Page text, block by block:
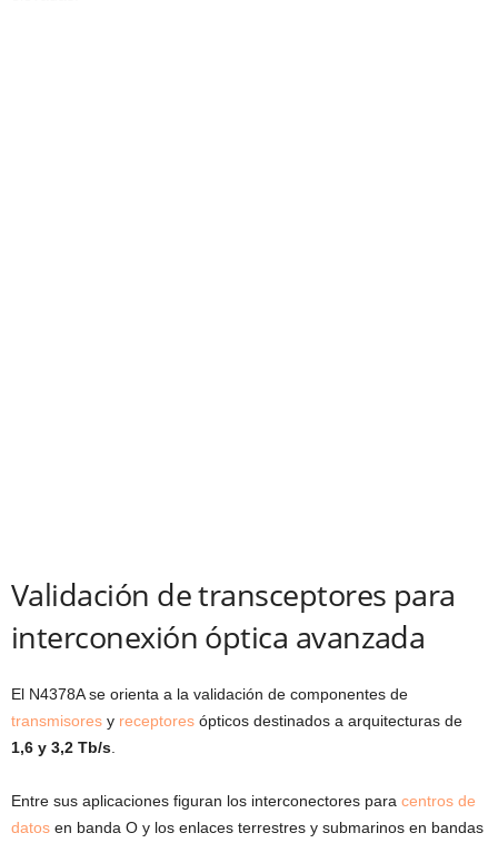
Validación de transceptores para
interconexión óptica avanzada
El N4378A se orienta a la validación de componentes de
transmisores y receptores ópticos destinados a arquitecturas de
1,6 y 3,2 Tb/s
Entre sus aplicaciones figuran los interconectores para centros de
datos en banda O y los enlaces terrestres y submarinos en bandas